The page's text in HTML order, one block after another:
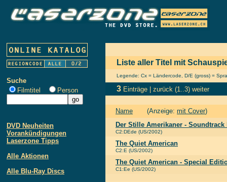
Suche
Filmtitel
Person
DVD Neuheiten
Vorankündigungen
Laserzone Tipps
Alle Aktionen
Alle Blu-Ray Discs
Liste aller Titel mit
Legende: Cx = Ländercode, D/E (gross) =
3 Einträge | zurück (1..3) weiter
Name (Anzeige: mit Cover)
Der Stille Amerikaner -
C2:DEde (US/2002)
The Quiet American
C2:E (US/2002)
The Quiet American - Special
C1:Ee (US/2002)